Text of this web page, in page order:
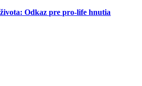
Odkaz pre pro-life hnutia